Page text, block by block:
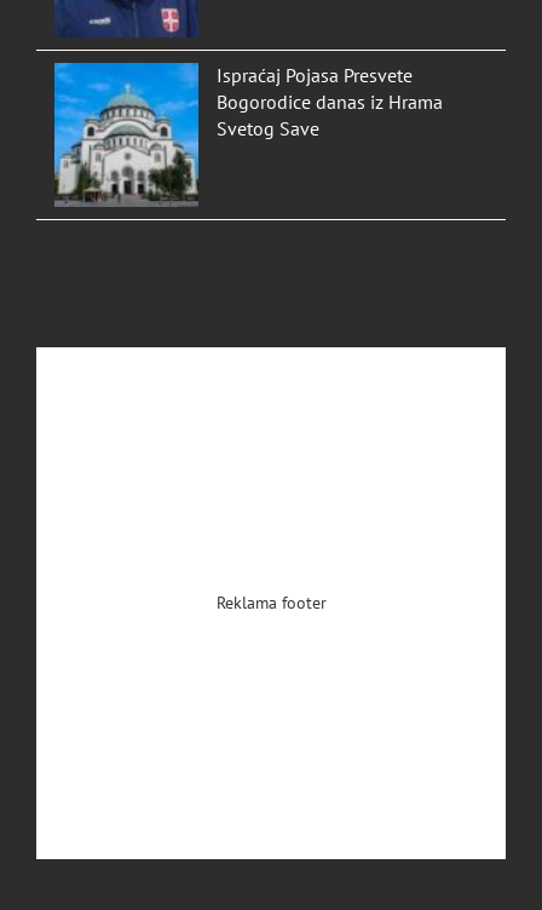
Ispraćaj Pojasa Presvete
Bogorodice danas iz Hrama
Svetog Save
Reklama footer